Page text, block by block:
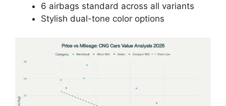
6 airbags standard across all variants
Stylish dual-tone color options